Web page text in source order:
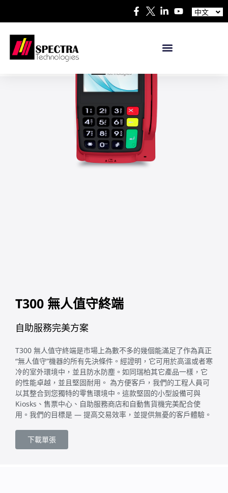
中文
日本語
T300 無人值守終端
自助服務完美方案
T300 無人值守終端是市場上為數不多的幾個能滿足了作為真正
“無人值守”機器的所有先決條件。經證明，它可用於高溫或者寒
冷的室外環境中，並且防水防塵。如同瑞柏其它產品一樣，它
的性能卓越，並且堅固耐用。 為方便客戶，我們的工程人員可
以其整合到您獨特的零售環境中。這款堅固的小型設備可與
Kiosks、售票中心、自助服務商店和自動售貨機完美配合使
用。我們的目標是 — 提高交易效率，並提供無憂的客戶體驗。
下載單張